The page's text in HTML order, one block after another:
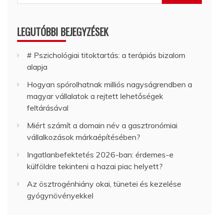
LEGUTÓBBI BEJEGYZÉSEK
# Pszichológiai titoktartás: a terápiás bizalom
alapja
Hogyan spórolhatnak milliós nagyságrendben a
magyar vállalatok a rejtett lehetőségek
feltárásával
Miért számít a domain név a gasztronómiai
vállalkozások márkaépítésében?
Ingatlanbefektetés 2026-ban: érdemes-e
külföldre tekinteni a hazai piac helyett?
Az ösztrogénhiány okai, tünetei és kezelése
gyógynövényekkel